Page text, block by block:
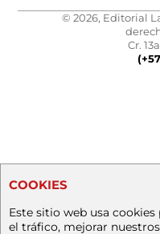
© 2026, Editorial
Cr.
COOKIES
Este sitio web usa
el tráfico, mejorar